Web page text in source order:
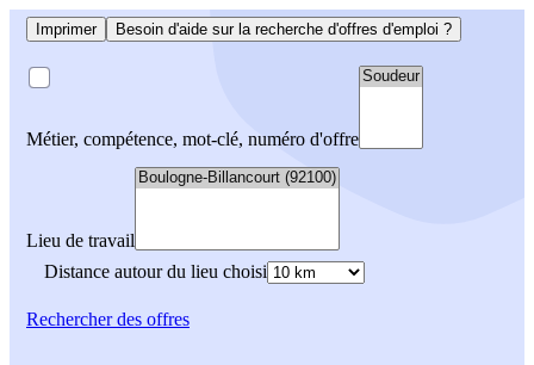
Imprimer Besoin d'aide sur la recherche d'offres d'emploi ?
Métier, compétence, mot-clé, numéro d'offre
Lieu de travail
Distance autour du lieu choisi
Rechercherdes offres